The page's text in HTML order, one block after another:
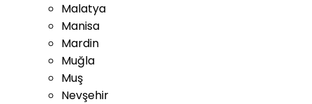
Malatya
Manisa
Mardin
Muğla
Muş
Nevşehir